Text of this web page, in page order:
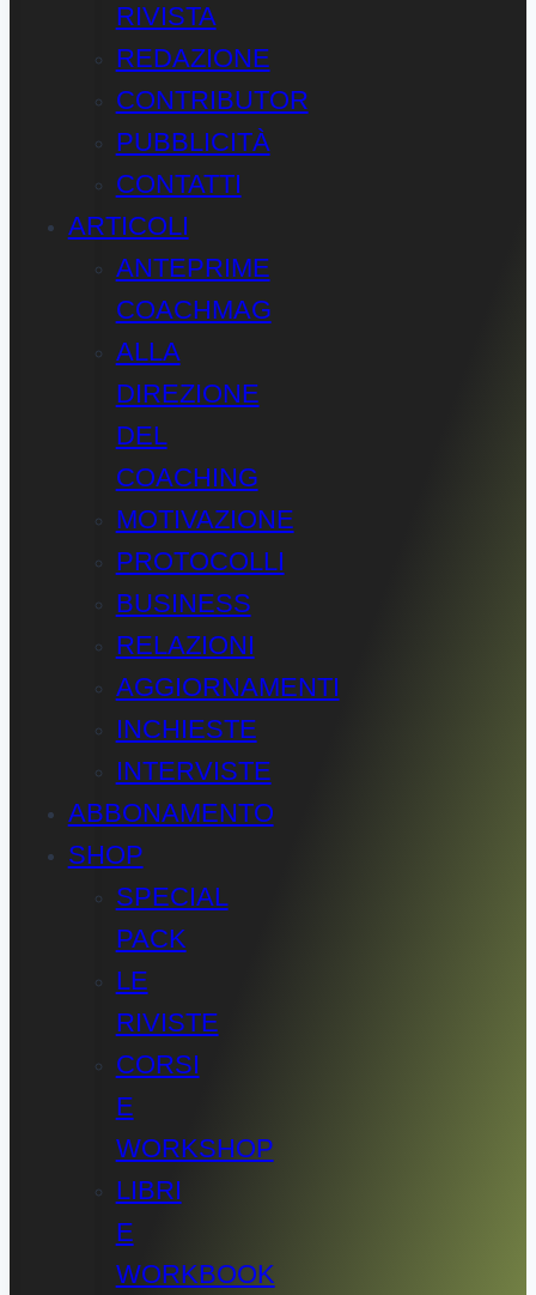
RIVISTA
REDAZIONE
CONTRIBUTOR
PUBBLICITÀ
CONTATTI
ARTICOLI
ANTEPRIME
COACHMAG
ALLA
DIREZIONE
DEL
COACHING
MOTIVAZIONE
PROTOCOLLI
BUSINESS
RELAZIONI
AGGIORNAMENTI
INCHIESTE
INTERVISTE
ABBONAMENTO
SHOP
SPECIAL
PACK
LE
RIVISTE
CORSI
E
WORKSHOP
LIBRI
E
WORKBOOK